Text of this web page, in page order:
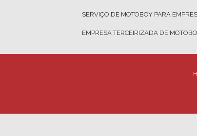
SERVIÇO DE MOTOBOY PARA
EMPRESA TERCEIRIZADA DE